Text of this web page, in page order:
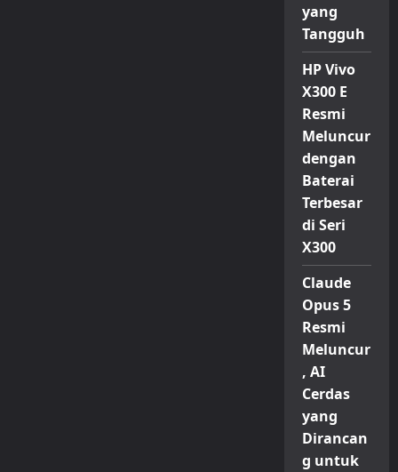
yang
Tangguh
HP Vivo
X300 E
Resmi
Meluncur
dengan
Baterai
Terbesar
di Seri
X300
Claude
Opus 5
Resmi
Meluncur
, AI
Cerdas
yang
Dirancan
g untuk